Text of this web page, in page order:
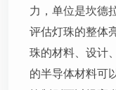
力，单位是坎德
评估灯珠的整体
珠的材料、设计
的半导体材料可